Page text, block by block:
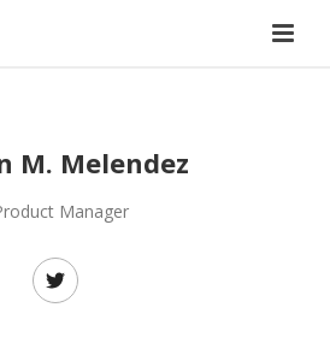
M. Melendez
Manager